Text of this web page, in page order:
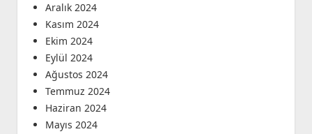
Aralık 2024
Kasım 2024
Ekim 2024
Eylül 2024
Ağustos 2024
Temmuz 2024
Haziran 2024
Mayıs 2024